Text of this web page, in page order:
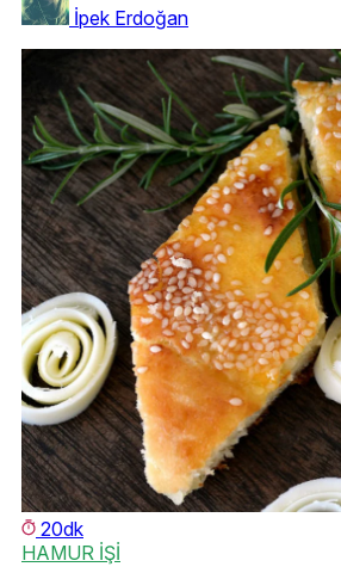
İpek Erdoğan
20dk
HAMUR İŞİ